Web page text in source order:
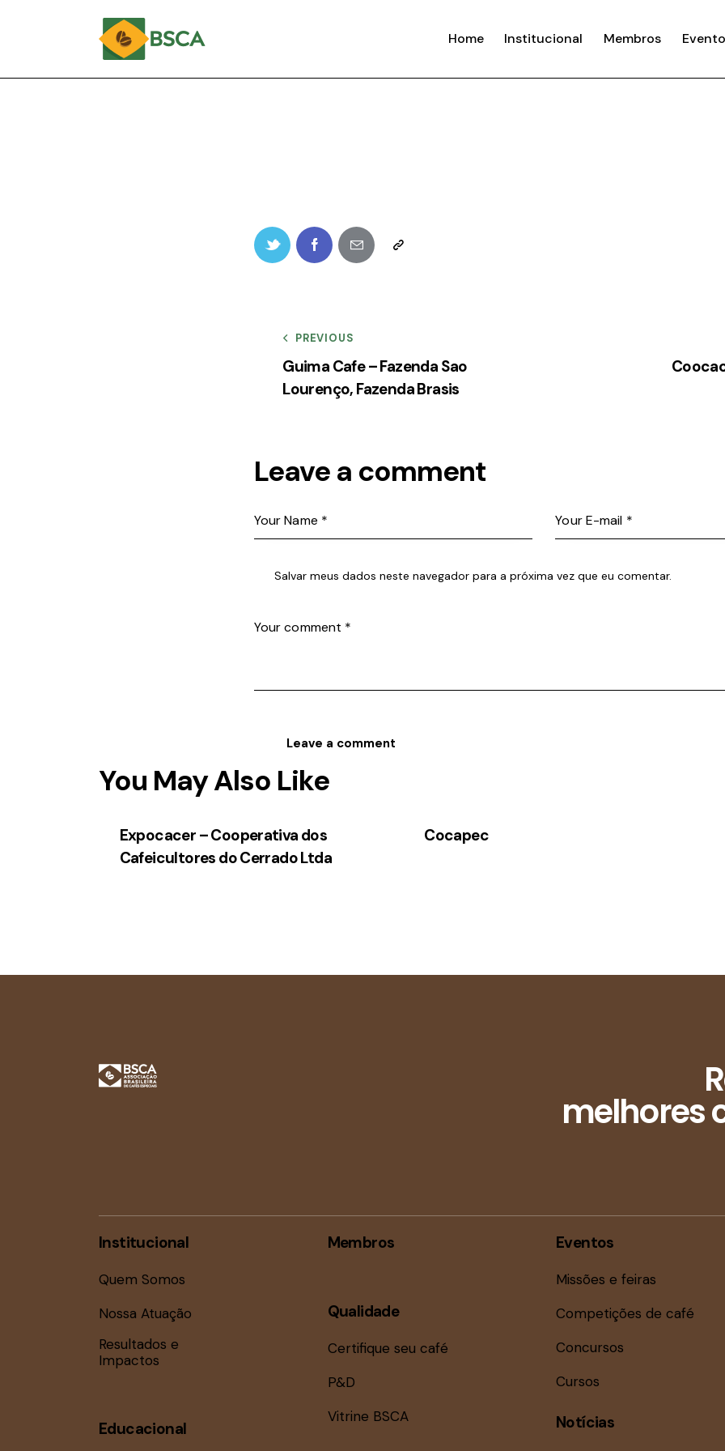
Home Institucional Membros
PREVIOUS
Guima Cafe – Fazenda Sao
Lourenço, Fazenda Brasis
Leave a comment
Salvar meus dados neste navegador para a próxima vez que eu comentar.
You May Also Like
Expocacer – Cooperativa dos
Cafeicultores do Cerrado Ltda
Cocapec
melhores
Institucional
Quem Somos
Nossa Atuação
Resultados e
Impactos
Educacional
Membros
Qualidade
Certifique seu café
P&D
Vitrine BSCA
Eventos
Missões e feiras
Competições de café
Concursos
Cursos
Notícias